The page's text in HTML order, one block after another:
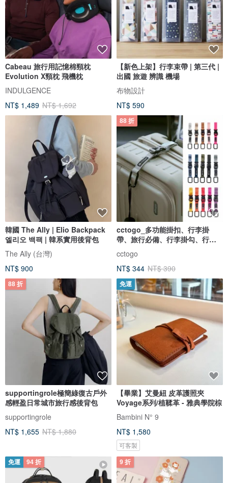
Cabeau 旅行用記憶棉頸枕
Evolution X頸枕 飛機枕
INDULGENCE
NT$ 1,489 NT$ 1,692
【新色上架】行李束帶 | 第三代 |
出國 旅遊 辨識 機場
布物設計
NT$ 590
韓國 The Ally | Elio Backpack
엘리오 백팩 | 韓系實用後背包
The Ally (台灣)
NT$ 900
88 折
cctogo_多功能掛扣、行李掛
帶、旅行必備、行李掛勾、行李
固定
cctogo
NT$ 344 NT$ 390
88 折
supportingrole極簡綠復古戶外
感輕盈日常城市旅行感後背包
supportingrole
NT$ 1,655 NT$ 1,880
免運
【畢業】艾曼紐 皮革護照夾
Voyage系列/植鞣革 - 雅典學院棕
Bambini N° 9
NT$ 1,580
可客製
免運 94 折 9 折